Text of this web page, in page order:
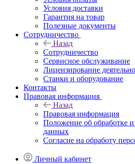
Условия доставки
Гарантия на товар
Полезные документы
Сотрудничество
Назад
Сотрудничество
Сервисное обслуживание
Лицензирование
Станки и оборудование
Контакты
Правовая информация
Назад
Правовая информация
Положение об обработке
данных
Согласие на обработу
Личный кабинет